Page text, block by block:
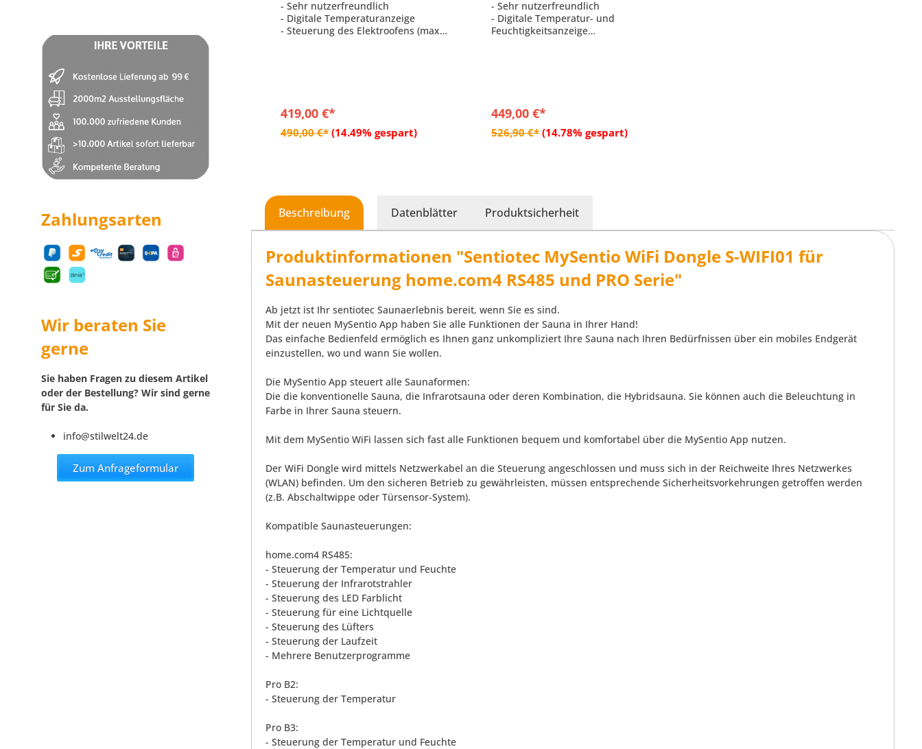
Zahlungsarten
Wir beraten Sie
gerne
Sie haben Fragen zu diesem Artikel
oder der Bestellung? Wir sind gerne
für Sie da.
info@stilwelt24.de
Zum Anfrageformular
- Sehr nutzerfreundlich
- Digitale Temperaturanzeige
- Steuerung des Elektroofens (max.
419,00 €*
490,00 €* (14.49% gespart)
In den Warenkorb
- Sehr nutzerfreundlich
- Digitale Temperatur- und
Feuchtigkeitsanzeige
dimmbar
449,00 €*
526,90 €* (14.78% gespart)
In den Warenkorb
Beschreibung Datenblätter Produktsicherheit
Produktinformationen "Sentiotec MySentio WiFi Dongle S-WIFI01 für
Saunasteuerung home.com4 RS485 und PRO Serie"
Ab jetzt ist Ihr sentiotec Saunaerlebnis bereit, wenn Sie es sind.
Mit der neuen MySentio App haben Sie alle Funktionen der Sauna in Ihrer Hand!
Das einfache Bedienfeld ermöglich es Ihnen ganz unkompliziert Ihre Sauna nach Ihren Bedürfnissen über ein mobiles Endgerät
einzustellen, wo und wann Sie wollen.
Die MySentio App steuert alle Saunaformen:
Die die konventionelle Sauna, die Infrarotsauna oder deren Kombination, die Hybridsauna. Sie können auch die Beleuchtung in
Farbe in Ihrer Sauna steuern.
Mit dem MySentio WiFi lassen sich fast alle Funktionen bequem und komfortabel über die MySentio App nutzen.
Der WiFi Dongle wird mittels Netzwerkabel an die Steuerung angeschlossen und muss sich in der Reichweite Ihres Netzwerkes
(WLAN) befinden. Um den sicheren Betrieb zu gewährleisten, müssen entsprechende Sicherheitsvorkehrungen getroffen werden
(z.B. Abschaltwippe oder Türsensor-System).
Kompatible Saunasteuerungen:
home.com4 RS485:
- Steuerung der Temperatur und Feuchte
- Steuerung der Infrarotstrahler
- Steuerung des LED Farblicht
- Steuerung für eine Lichtquelle
- Steuerung des Lüfters
- Steuerung der Laufzeit
- Mehrere Benutzerprogramme
Pro B2:
- Steuerung der Temperatur
Pro B3:
- Steuerung der Temperatur und Feuchte